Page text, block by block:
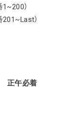
）
）
正午必着